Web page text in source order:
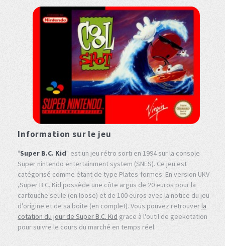
Information sur le jeu
"Super B.C. Kid" est un jeu rétro sorti en 1994 sur la console
Super nintendo entertainment system (SNES). Ce jeu est
catégorisé comme étant de type Plates-formes. En version UKV
,Super B.C. Kid possède une côte argus de 20 euros pour la
cartouche seule (en loose) et de 100 euros avec la notice du jeu
d'origine et de sa boite (en complet). Vous pouvez retrouverla
cotation du jour de Super B.C. Kid grace à l'outil de geekotation
pour suivre le cours du marché en temps réel.